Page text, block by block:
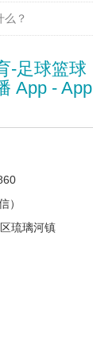
？
-足球篮球
App - App
）
琉璃河镇